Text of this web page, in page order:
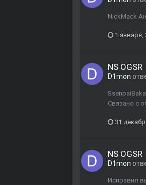
NickMack
1 января,
NS OGSR
D1mon
Связано с
31
NS OGSR
D1mon
Исправил